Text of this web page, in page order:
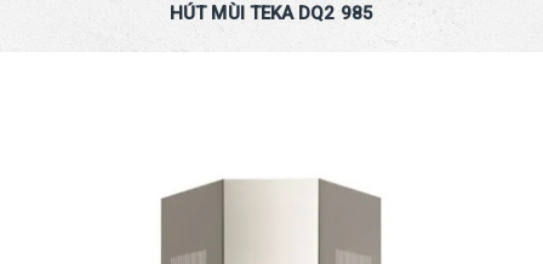
HÚT MÙI TEKA DQ2 985